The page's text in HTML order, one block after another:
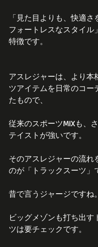
「見た目よりも、快適さ
フォートレスなスタイル
特徴です。
アスレジャーは、より本
ツアイテムを日常のコー
たもので、
従来のスポーツMIXも、
テイストが強いです。
そのアスレジャーの流れ
のが「トラックスーツ」
昔で言うジャージですね。
ビッグメゾンも打ち出す
ツは要チェックです。